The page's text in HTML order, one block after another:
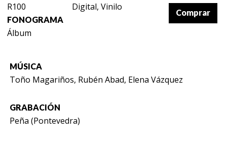
R100 Digital, Vinilo
FONOGRAMA
Álbum
Comprar
MÚSICA
Toño Magariños, Rubén Abad, Elena Vázquez
GRABACIÓN
Peña (Pontevedra)